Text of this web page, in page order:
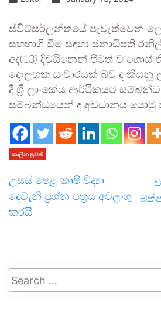
ස්විට්සර්ලන්තයේ පැවැත්වෙන
සහභාගී වීම සඳහා ජනාධිපති
අද(13) දිවයිනෙන් පිටත් ව ගොස්
දොලහක සංචාරයක් බව ද කියනු
දී ශ්‍රී ලාංකේය ආර්ථිකයට
සම්බන්ධයෙන් ද අවධානය යොමු
කාලීන පුවත්
උසස් පෙළ කෘෂි විද්‍යා
දෙවැනි ප්‍රශ්න පත්‍රය අවලංගු
කරයි